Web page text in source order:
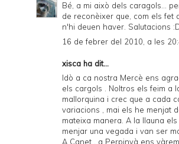
Bé, a mi això dels caragols...
de reconèixer que, com els fet
n'hi deuen haver. Salutacions
16 de febrer del 2010, a les
xisca ha dit...
Idò a ca nostra Mercè ens
els cargols . Noltros els feim a
mallorquina i crec que a cada
variacions , mai els he menjat
mateixa manera. A la llauna els
menjar una vegada i van ser
A Canet , a Perpinyà ens